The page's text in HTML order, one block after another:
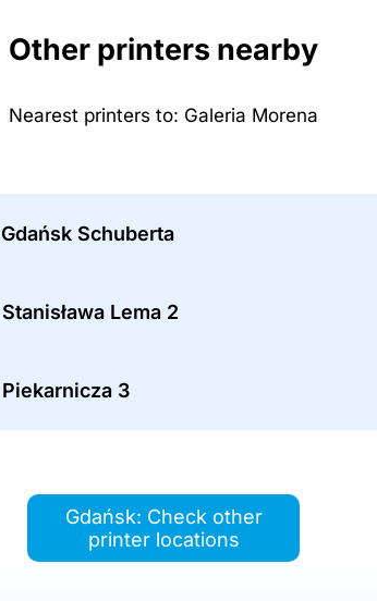
Other printers nearby
Nearest printers to: Galeria Morena
Schuberta
Lema 2
3
Gdańsk: Check other
printer locations